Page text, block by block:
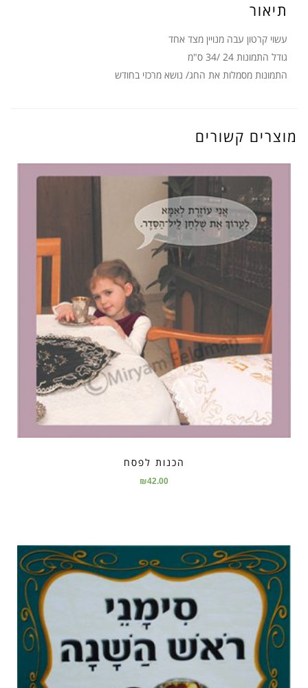
תיאור
עשוי קרטון עבה מנויין מצד אחד
גודל התמונות 24 /34 ס"מ
התמונות מסמלות את החג/ נושא מרכזי בחודש
מוצרים קשורים
הכנות לפסח
₪42.00